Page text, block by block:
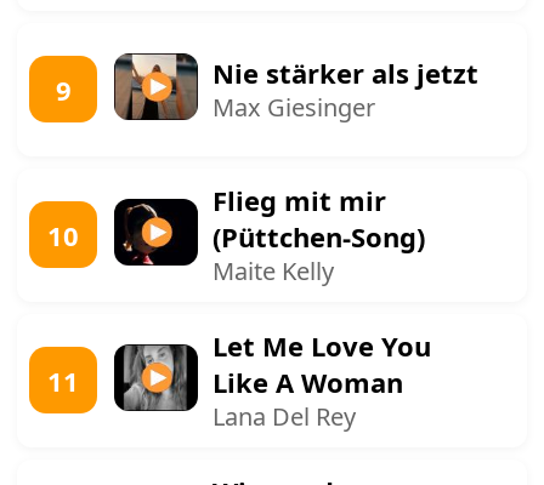
9 Nie stärker als jetzt
Max Giesinger
10
Flieg mit mir
(Püttchen-Song)
Maite Kelly
11
Let Me Love You
Like A Woman
Lana Del Rey